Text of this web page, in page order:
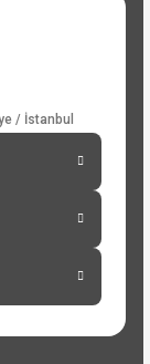
/ İstanbul